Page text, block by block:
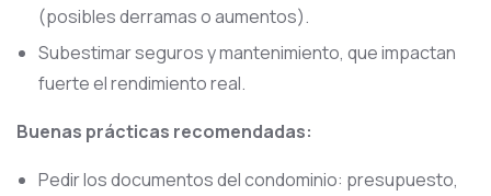
(posibles derramas o aumentos).
Subestimar seguros y mantenimiento, que impactan
fuerte el rendimiento real.
Buenas prácticas recomendadas:
Pedir los documentos del condominio: presupuesto,